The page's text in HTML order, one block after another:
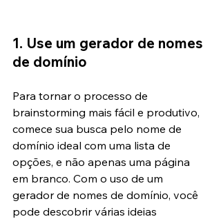
1. Use um gerador de nomes
de domínio
Para tornar o processo de
brainstorming mais fácil e produtivo,
comece sua busca pelo nome de
domínio ideal com uma lista de
opções, e não apenas uma página
em branco. Com o uso de um
gerador de nomes de domínio, você
pode descobrir várias ideias